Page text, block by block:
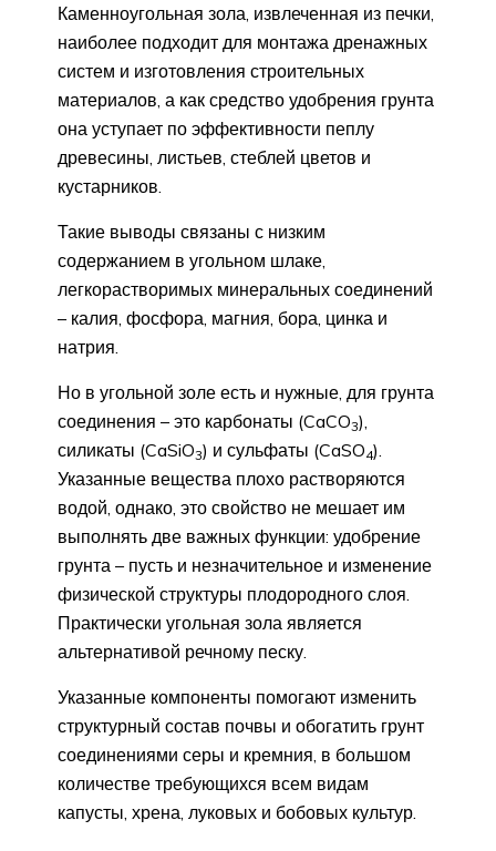
Каменноугольная зола, извлеченная из печки,
наиболее подходит для монтажа дренажных
систем и изготовления строительных
материалов, а как средство удобрения грунта
она уступает по эффективности пеплу
древесины, листьев, стеблей цветов и
кустарников.
Такие выводы связаны с низким
содержанием в угольном шлаке,
легкорастворимых минеральных соединений
– калия, фосфора, магния, бора, цинка и
натрия.
Но в угольной золе есть и нужные, для грунта
соединения – это карбонаты (CaCO3),
силикаты (CaSiO3) и сульфаты (CaSO4).
Указанные вещества плохо растворяются
водой, однако, это свойство не мешает им
выполнять две важных функции: удобрение
грунта – пусть и незначительное и изменение
физической структуры плодородного слоя.
Практически угольная зола является
альтернативой речному песку.
Указанные компоненты помогают изменить
структурный состав почвы и обогатить грунт
соединениями серы и кремния, в большом
количестве требующихся всем видам
капусты, хрена, луковых и бобовых культур.